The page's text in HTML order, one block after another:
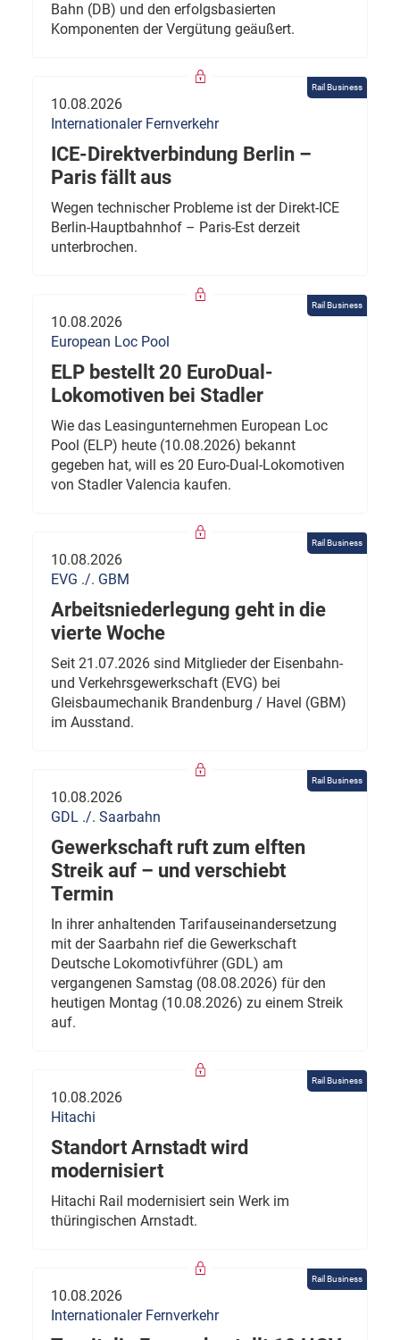
Bahn (DB) und den erfolgsbasierten
Komponenten der Vergütung geäußert.
Rail Business
10.08.2026
Internationaler Fernverkehr
ICE-Direktverbindung Berlin –
Paris fällt aus
Wegen technischer Probleme ist der Direkt-ICE
Berlin-Hauptbahnhof – Paris-Est derzeit
unterbrochen.
Rail Business
10.08.2026
European Loc Pool
ELP bestellt 20 EuroDual-
Lokomotiven bei Stadler
Wie das Leasingunternehmen European Loc
Pool (ELP) heute (10.08.2026) bekannt
gegeben hat, will es 20 Euro-Dual-Lokomotiven
von Stadler Valencia kaufen.
Rail Business
10.08.2026
EVG ./. GBM
Arbeitsniederlegung geht in die
vierte Woche
Seit 21.07.2026 sind Mitglieder der Eisenbahn-
und Verkehrsgewerkschaft (EVG) bei
Gleisbaumechanik Brandenburg / Havel (GBM)
im Ausstand.
Rail Business
10.08.2026
GDL ./. Saarbahn
Gewerkschaft ruft zum elften
Streik auf – und verschiebt
Termin
In ihrer anhaltenden Tarifauseinandersetzung
mit der Saarbahn rief die Gewerkschaft
Deutsche Lokomotivführer (GDL) am
vergangenen Samstag (08.08.2026) für den
heutigen Montag (10.08.2026) zu einem Streik
auf.
Rail Business
10.08.2026
Hitachi
Standort Arnstadt wird
modernisiert
Hitachi Rail modernisiert sein Werk im
thüringischen Arnstadt.
Rail Business
10.08.2026
Internationaler Fernverkehr